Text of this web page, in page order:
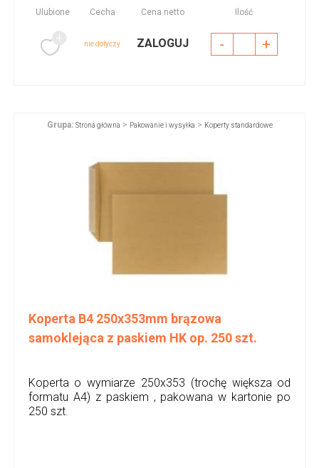
Ulubione Cecha Cena netto Ilość
nie dotyczy ZALOGUJ - +
Grupa: Strona główna > Pakowanie i wysyłka > Koperty standardowe
Koperta B4 250x353mm brązowa
samoklejąca z paskiem HK op. 250 szt.
Koperta o wymiarze 250x353 (trochę większa od
formatu A4) z paskiem , pakowana w kartonie po
250 szt.